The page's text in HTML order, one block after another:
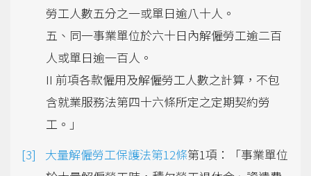
勞工人數五分之一或單日逾八十人。
五、同一事業單位於六十日內解僱勞工逾二百
人或單日逾一百人。
II 前項各款僱用及解僱勞工人數之計算，不包
含就業服務法第四十六條所定之定期契約勞
工。」
大量解僱勞工保護法第12條第1項：「事業單位